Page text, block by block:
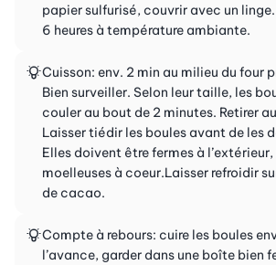
papier sulfurisé, couvrir avec un
6 heures à température ambiante.
Cuisson: env. 2 min au milieu du four
Bien surveiller. Selon leur taille, les
couler au bout de 2 minutes. Retirer
Laisser tiédir les boules avant de les
Elles doivent être fermes à
moelleuses à coeur.Laisser refroidir
de cacao.
Compte à rebours: cuire les boules
l’avance, garder dans une boîte bien